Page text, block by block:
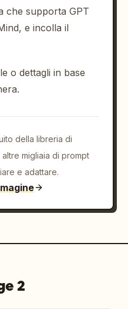
che supporta GPT
e incolla il
o dettagli in base
della libreria di
migliaia di prompt
e adattare.
2